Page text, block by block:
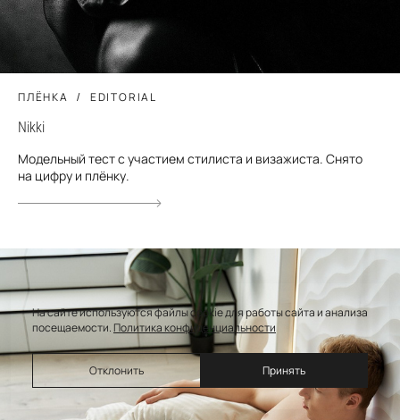
ПЛЁНКА EDITORIAL
Nikki
Модельный тест с участием стилиста и визажиста. Снято
на цифру и плёнку.
На сайте используются файлы cookie для работы сайта и анализа
посещаемости.Политика конфиденциальности
Отклонить Принять